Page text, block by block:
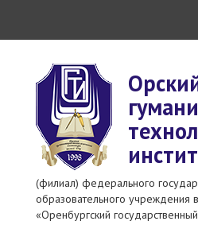
(филиал) федерального
образовательного учреждения
«Оренбургский